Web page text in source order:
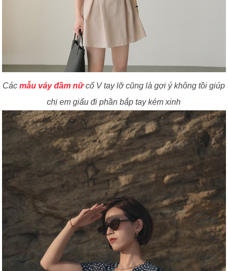
Cácmẫu váy đầm nữcổ V tay lỡ cũng là gợi ý không tồi giúp
chị em giấu đi phần bắp tay kém xinh